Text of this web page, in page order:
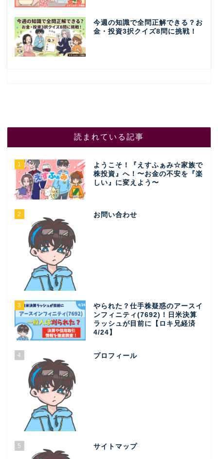
今週の知識で全問正解できる？お
金・投資3択クイズ8問に挑戦！
読まれている記事
1
ようこそ！『えすふぁみ☆家族で
株投資』へ！〜お金の不安を『楽
しい』に変えよう〜
2 お問い合わせ
3
やられた？仕手株疑惑のアースイ
ンフィニティ(7692)！日米決算
ラッシュが目前に【ロキ兄経済
4/24】
4 プロフィール
5 サイトマップ